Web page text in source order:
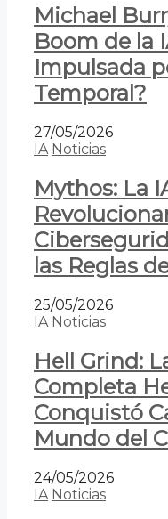
Michael
Boom de la
Impulsada
Temporal?
27/05/2026
IA Noticias
Mythos: La
las Reglas
25/05/2026
IA Noticias
Hell Grind:
Completa
Conquistó
Mundo del
24/05/2026
IA Noticias